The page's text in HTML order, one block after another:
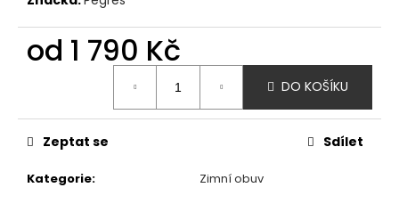
od 1 790 Kč
DO KOŠÍKU
Kategorie: Zimní obuv
Zeptat se Sdílet
u
e
AFFENZAHN
BAREFOOT
TENISKY